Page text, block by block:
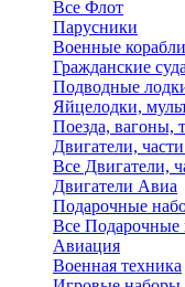
Все Флот
Парусники
Военные корабли
Гражданские суда
Подводные
Яйцелодки,
Поезда, вагоны,
Двигатели,
Все Двигатели,
Двигатели Авиа
Подарочные
Все Подарочные
Авиация
Военная техника